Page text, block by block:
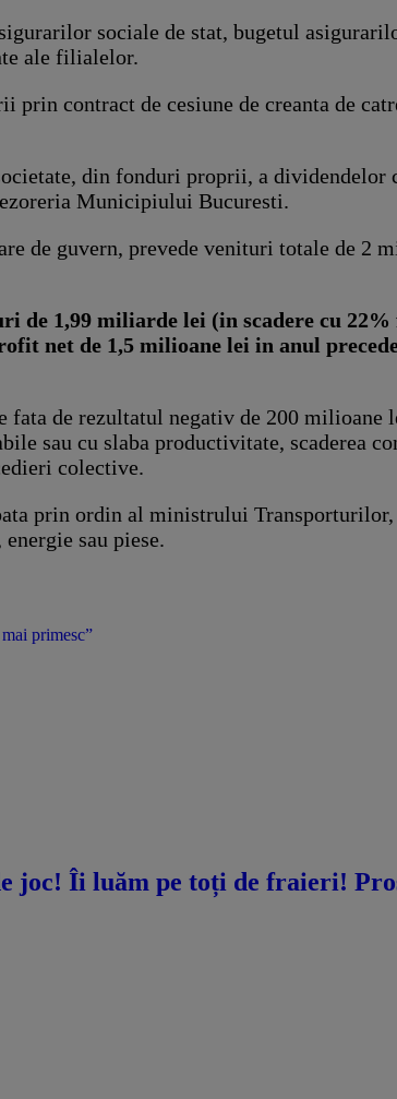
sociale de stat, bugetul
ale filialelor.
contract de cesiune de creanta de
din fonduri proprii, a dividendelor
Municipiului Bucuresti.
de guvern, prevede venituri totale de 2
1,99 miliarde lei (in scadere cu 22%
net de 1,5 milioane lei in anul
fata de rezultatul negativ de 200 milioane
sau cu slaba productivitate, scaderea
colective.
prin ordin al ministrului
sau piese.
primesc”
joc! Îi luăm pe toți de fraieri!